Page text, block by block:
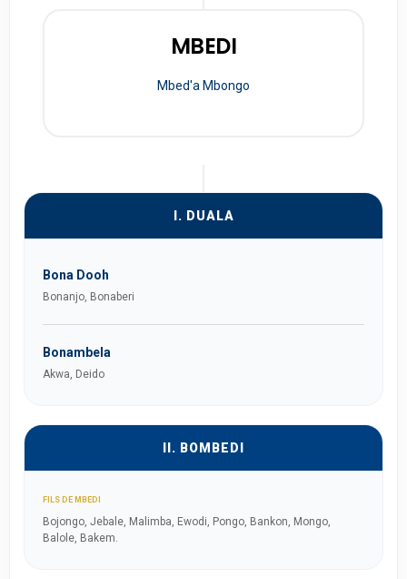
MBEDI
Mbed'a Mbongo
I. DUALA
Bona Dooh
Bonanjo, Bonaberi
Bonambela
Akwa, Deido
II. BOMBEDI
FILS DE MBEDI
Bojongo, Jebale, Malimba, Ewodi, Pongo, Bankon, Mongo,
Balole, Bakem.